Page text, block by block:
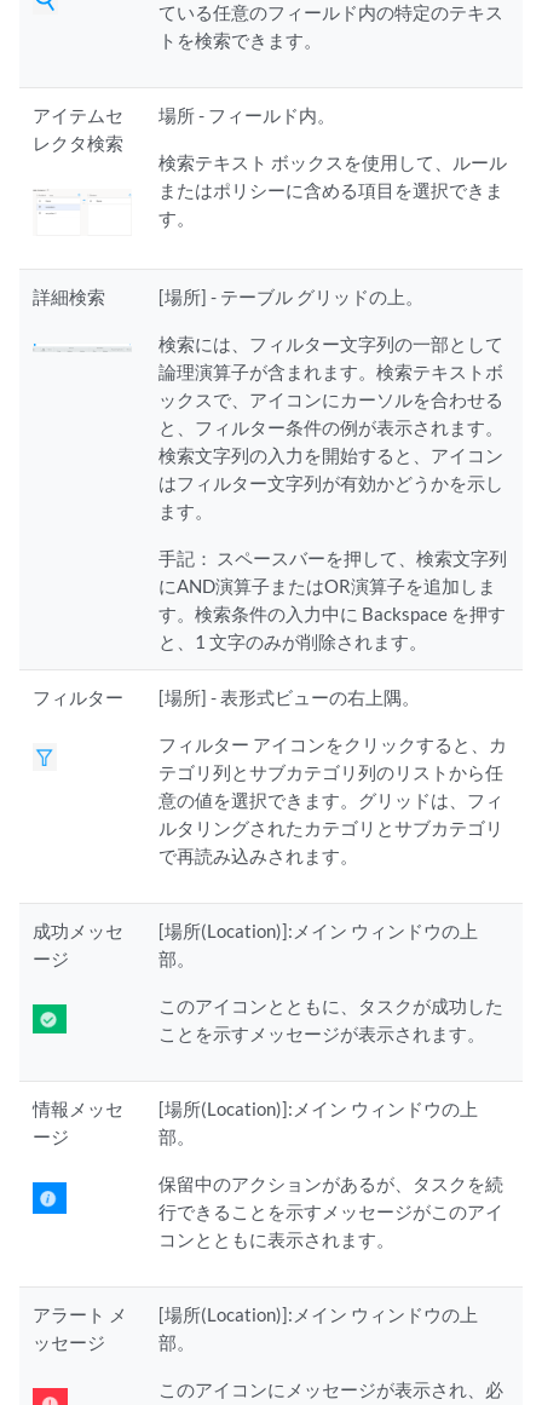
ている任意のフィールド内の特定のテキス
トを検索できます。
アイテムセ
レクタ検索
場所 - フィールド内。
検索テキスト ボックスを使用して、ルール
またはポリシーに含める項目を選択できま
す。
詳細検索 [場所] - テーブル グリッドの上。
検索には、フィルター文字列の一部として
論理演算子が含まれます。検索テキストボ
ックスで、アイコンにカーソルを合わせる
と、フィルター条件の例が表示されます。
検索文字列の入力を開始すると、アイコン
はフィルター文字列が有効かどうかを示し
ます。
手記：
スペースバーを押して、検索文字列
にAND演算子またはOR演算子を追加しま
す。検索条件の入力中に Backspace を押す
と、1 文字のみが削除されます。
フィルター [場所] - 表形式ビューの右上隅。
フィルター アイコンをクリックすると、カ
テゴリ列とサブカテゴリ列のリストから任
意の値を選択できます。グリッドは、フィ
ルタリングされたカテゴリとサブカテゴリ
で再読み込みされます。
成功メッセ
ージ
[場所(Location)]:メイン ウィンドウの上
部。
このアイコンとともに、タスクが成功した
ことを示すメッセージが表示されます。
情報メッセ
ージ
[場所(Location)]:メイン ウィンドウの上
部。
保留中のアクションがあるが、タスクを続
行できることを示すメッセージがこのアイ
コンとともに表示されます。
アラート メ
ッセージ
[場所(Location)]:メイン ウィンドウの上
部。
このアイコンにメッセージが表示され、必